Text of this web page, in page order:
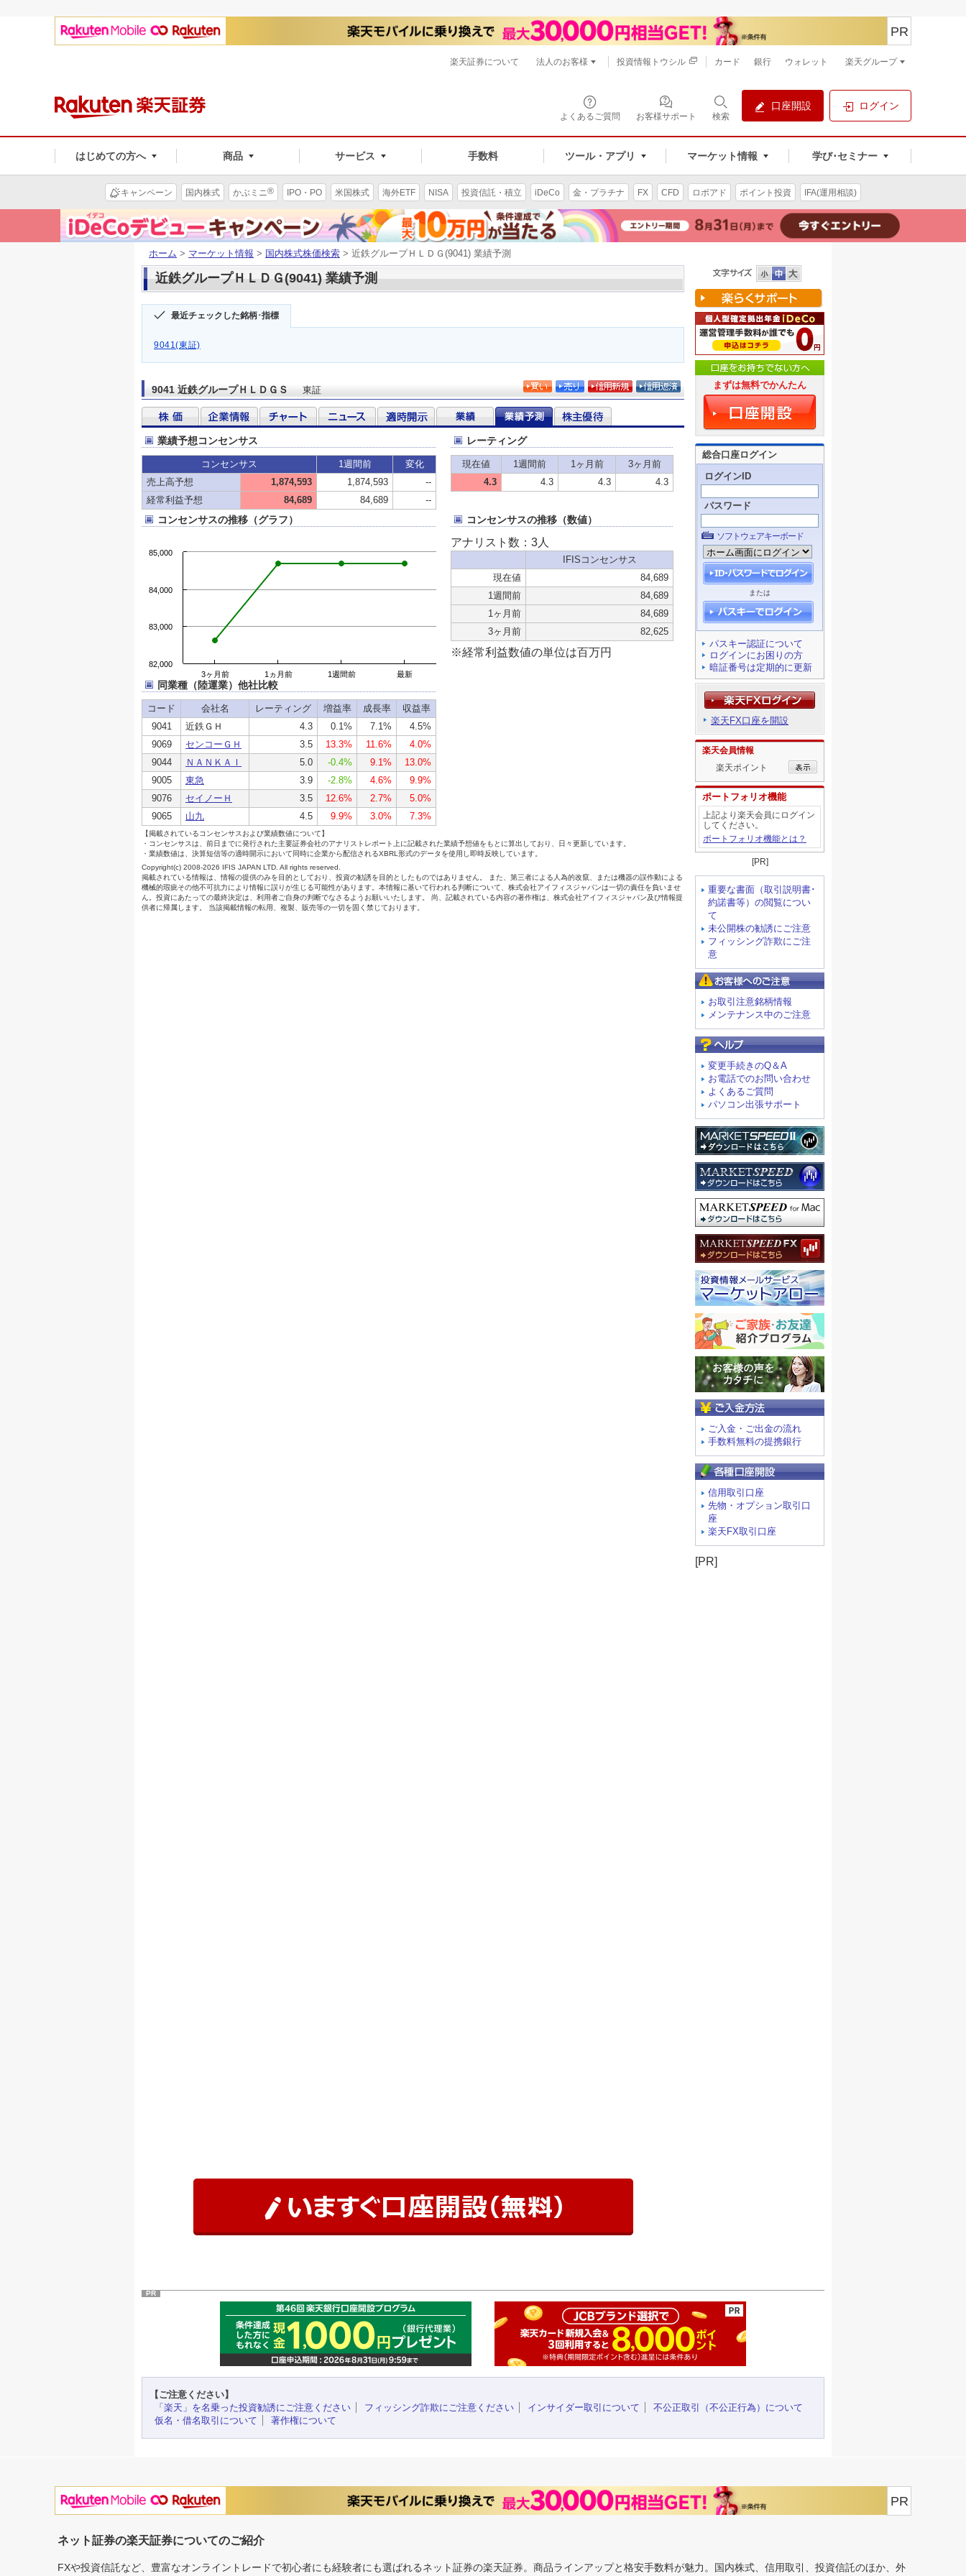
よくあるご質問 お客様サポート 検索
口座開設 ログイン
はじめての方へ 商品 サービス 手数料 ツール・アプリ マーケット情報 学び･セミナー
PR
楽天証券について 法人のお客様 投資情報トウシル カード 銀行 ウォレット 楽天グループ
キャンペーン 国内株式 かぶミニ® IPO・PO 米国株式 海外ETF NISA 投資信託・積立 iDeCo 金・プラチナ FX CFD ロボアド ポイント投資 IFA(運用相談)
ホーム > マーケット情報 > 国内株式株価検索 > 近鉄グループＨＬＤＧ(9041) 業績予測
近鉄グループＨＬＤＧ(9041) 業績予測
最近チェックした銘柄･指標
9041(東証)
9041 近鉄グループＨＬＤＧＳ 東証 まずは無料でかんたん
総合口座ログイン
ログインID
パスワード
ソフトウェアキーボード
または
パスキー認証について
ログインにお困りの方
暗証番号は定期的に更新
楽天FX口座を開設
楽天会員情報
楽天ポイント
ポートフォリオ機能
上記より楽天会員にログイン
してください。
ポートフォリオ機能とは？
[PR]
重要な書面（取引説明書･
約諾書等）の閲覧につい
て
未公開株の勧誘にご注意
フィッシング詐欺にご注
意
お取引注意銘柄情報
メンテナンス中のご注意
変更手続きのQ＆A
お電話でのお問い合わせ
よくあるご質問
パソコン出張サポート
ご入金・ご出金の流れ
手数料無料の提携銀行
信用取引口座
先物・オプション取引口
座
楽天FX取引口座
[PR]
PR
【ご注意ください】
「楽天」を名乗った投資勧誘にご注意ください
フィッシング詐欺にご注意ください インサイダー取引について
不公正取引（不公正行為）について
仮名・借名取引について
著作権について
PR
ネット証券の楽天証券についてのご紹介
FXや投資信託など、豊富なオンライントレードで初心者にも経験者にも選ばれるネット証券の楽天証券。商品ラインアップと格安手数料が魅力。国内株式、信用取引、投資信託のほか、外